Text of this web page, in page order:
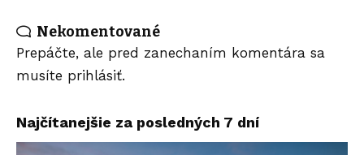
Nekomentované
Prepáčte, ale pred zanechaním komentára sa
musíte prihlásiť.
Najčítanejšie za posledných 7 dní